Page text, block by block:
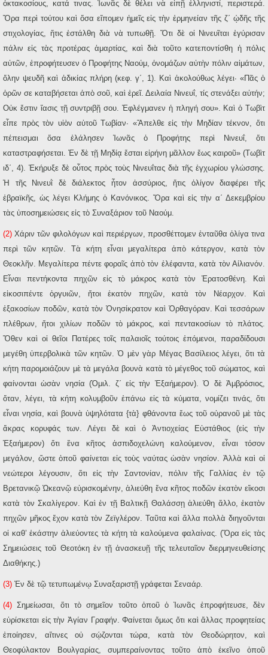
ὀκτακοσίους, κατά τινας. Ἰωνᾶς δὲ θέλει νὰ εἰπῇ ἑλληνιστί, περιστερά.
Ὅρα περὶ τούτου καὶ ὅσα εἴπομεν ἡμεῖς εἰς τὴν ἑρμηνείαν τῆς ζ΄ ᾠδῆς τῆς
στιχολογίας, ἥτις ἐστάλθη διὰ νὰ τυπωθῇ. Ὅτι δὲ οἱ Νινευῖται ἐγύρισαν
πάλιν εἰς τὰς προτέρας ἁμαρτίας, καὶ διὰ τοῦτο κατεποντίσθη ἡ πόλις
αὐτῶν, ἐπροφήτευσεν ὁ Προφήτης Ναούμ, ὀνομάζων αὐτὴν πόλιν αἱμάτων,
ὅλην ψευδῆ καὶ ἀδικίας πλήρη (κεφ. γ΄, 1). Καὶ ἀκολούθως λέγει· «Πᾶς ὁ
ὁρῶν σε καταβήσεται ἀπὸ σοῦ, καὶ ἐρεῖ. Δειλαία Νινευΐ, τίς στενάξει αὐτήν;
Οὐκ ἔστιν ἴασις τῇ συντριβῇ σου. Ἐφλέγμανεν ἡ πληγή σου». Καὶ ὁ Τωβὶτ
εἶπε πρὸς τὸν υἱὸν αὑτοῦ Τωβίαν· «Ἄπελθε εἰς τὴν Μηδίαν τέκνον, ὅτι
πέπεισμαι ὅσα ἐλάλησεν Ἰωνᾶς ὁ Προφήτης περὶ Νινευΐ, ὅτι
καταστραφήσεται. Ἐν δὲ τῇ Μηδίᾳ ἔσται εἰρήνη μᾶλλον ἕως καιροῦ» (Τωβὶτ
ιδ΄, 4). Ἐκήρυξε δὲ οὗτος πρὸς τοὺς Νινευΐτας διὰ τῆς ἐγχωρίου γλώσσης.
Ἡ τῆς Νινευῒ δὲ διάλεκτος ἦτον ἀσσύριος, ἥτις ὀλίγον διαφέρει τῆς
ἑβραϊκῆς, ὡς λέγει Κλήμης ὁ Κανόνικος. Ὅρα καὶ εἰς τὴν α΄ Δεκεμβρίου
τὰς ὑποσημειώσεις εἰς τὸ Συναξάριον τοῦ Ναούμ.
(2) Χάριν τῶν φιλολόγων καὶ περιέργων, προσθέττομεν ἐνταῦθα ὀλίγα τινα
περὶ τῶν κητῶν. Τὰ κήτη εἶναι μεγαλίτερα ἀπὸ κάτεργον, κατὰ τὸν
Θεοκλῆν. Μεγαλίτερα πέντε φοραῖς ἀπὸ τὸν ἐλέφαντα, κατὰ τὸν Αἰλιανόν.
Εἶναι πεντήκοντα πηχῶν εἰς τὸ μάκρος κατὰ τὸν Ἐρατοσθένη. Καὶ
εἰκοσιπέντε ὀργυιῶν, ἤτοι ἑκατὸν πηχῶν, κατὰ τὸν Νέαρχον. Καὶ
ἑξακοσίων ποδῶν, κατὰ τὸν Ὀνησίκρατον καὶ Ὀρθαγόραν. Καὶ τεσσάρων
πλέθρων, ἤτοι χιλίων ποδῶν τὸ μάκρος, καὶ πεντακοσίων τὸ πλάτος.
Ὅθεν καὶ οἱ θεῖοι Πατέρες τοῖς παλαιοῖς τούτοις ἑπόμενοι, παραδίδουσι
μεγέθη ὑπερβολικὰ τῶν κητῶν. Ὁ μὲν γὰρ Μέγας Βασίλειος λέγει, ὅτι τὰ
κήτη παρομοιάζουν μὲ τὰ μεγάλα βουνὰ κατὰ τὸ μέγεθος τοῦ σώματος, καὶ
φαίνονται ὡσὰν νησία (Ὁμιλ. ζ΄ εἰς τὴν Ἑξαήμερον). Ὁ δὲ Ἀμβρόσιος,
ὅταν, λέγει, τὰ κήτη κολυμβοῦν ἐπάνω εἰς τὰ κύματα, νομίζει τινάς, ὅτι
εἶναι νησία, καὶ βουνὰ ὑψηλότατα {τὰ} φθάνοντα ἕως τοῦ οὐρανοῦ μὲ τὰς
ἄκρας κορυφάς των. Λέγει δὲ καὶ ὁ Ἀντιοχείας Εὐστάθιος (εἰς τὴν
Ἑξαήμερον) ὅτι ἕνα κῆτος ἀσπιδοχελώνη καλούμενον, εἶναι τόσον
μεγάλον, ὥστε ὁποῦ φαίνεται εἰς τοὺς ναύτας ὡσὰν νησίον. Ἀλλὰ καὶ οἱ
νεώτεροι λέγουσιν, ὅτι εἰς τὴν Σαντονίαν, πόλιν τῆς Γαλλίας ἐν τῷ
Βρετανικῷ Ὠκεανῷ εὑρισκομένην, ἁλιεύθη ἕνα κῆτος ποδῶν ἑκατὸν εἴκοσι
κατὰ τὸν Σκαλίγερον. Καὶ ἐν τῇ Βαλτικῇ Θαλάσσῃ ἁλιεύθη ἄλλο, ἑκατὸν
πηχῶν μῆκος ἔχον κατὰ τὸν Ζεϊγλέρον. Ταῦτα καὶ ἄλλα πολλὰ διηγοῦνται
οἱ καθ’ ἑκάστην ἁλιεύοντες τὰ κήτη τὰ καλούμενα φαλαίνας. (Ὅρα εἰς τὰς
Σημειώσεις τοῦ Θεοτόκη ἐν τῇ ἀνασκευῇ τῆς τελευταῖον διερμηνευθείσης
Διαθήκης.)
(3) Ἐν δὲ τῷ τετυπωμένῳ Συναξαριστῇ γράφεται Σεναάρ.
(4) Σημείωσαι, ὅτι τὸ σημεῖον τοῦτο ὁποῦ ὁ Ἰωνᾶς ἐπροφήτευσε, δὲν
εὑρίσκεται εἰς τὴν Ἁγίαν Γραφήν. Φαίνεται ὅμως ὅτι καὶ ἄλλας προφητείας
ἐποίησεν, αἵτινες οὐ σῴζονται τώρα, κατὰ τὸν Θεοδώρητον, καὶ
Θεοφύλακτον Βουλγαρίας, συμπεραίνοντας τοῦτο ἀπὸ ἐκεῖνο ὁποῦ